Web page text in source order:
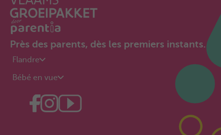
Près des parents, dès les premiers instants.
Flandre
Bébé en vue